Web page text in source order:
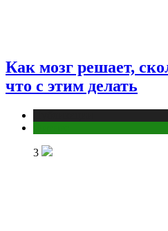
Как мозг решает,
что с этим делать
3